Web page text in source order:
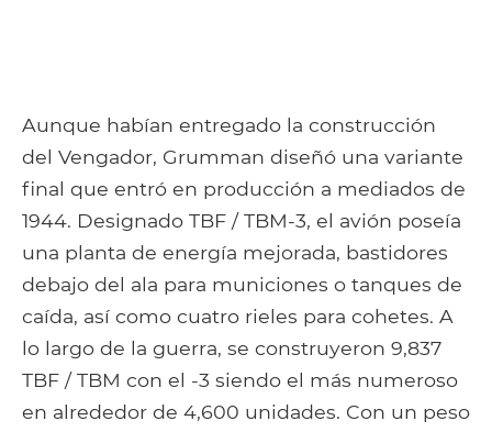
Aunque habían entregado la construcción
del Vengador, Grumman diseñó una variante
final que entró en producción a mediados de
1944. Designado TBF / TBM-3, el avión poseía
una planta de energía mejorada, bastidores
debajo del ala para municiones o tanques de
caída, así como cuatro rieles para cohetes. A
lo largo de la guerra, se construyeron 9,837
TBF / TBM con el -3 siendo el más numeroso
en alrededor de 4,600 unidades. Con un peso